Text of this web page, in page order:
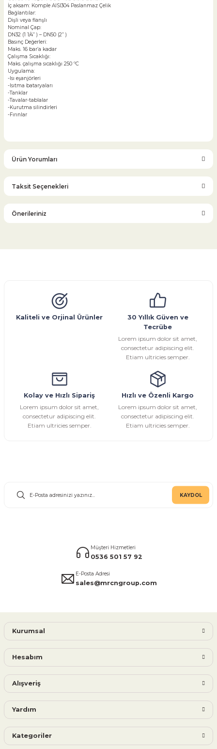
İç aksam: Komple AISI304 Paslanmaz Çelik
Bağlantılar:
Dişli veya flanşlı
Nominal Çap:
DN32 (1 1/4” ) – DN50 (2” )
Basınç Değerleri:
Maks. 16 bar’a kadar
Çalışma Sıcaklığı:
Maks. çalışma sıcaklığı 250 ºC
Uygulama:
-Isı eşanjörleri
-Isıtma bataryaları
-Tanklar
-Tavalar-tablalar
-Kurutma silindirleri
-Fırınlar
Ürün Yorumları
Bu ürüne ilk yorumu siz yapın!
Taksit Seçenekleri
Önerileriniz
Ürün açıklamasında eksik bilgiler bulunuyor.
Ürün bilgilerinde hatalar bulunuyor.
Bu ürüne benzer farklı alternatifler olmalı.
Gönder
Kaliteli ve Orjinal Ürünler
30 Yıllık Güven ve
Tecrübe
Lorem ipsum dolor sit amet,
consectetur adipiscing elit.
Etiam ultricies semper.
Kolay ve Hızlı Sipariş
Lorem ipsum dolor sit amet,
consectetur adipiscing elit.
Etiam ultricies semper.
Hızlı ve Özenli Kargo
Lorem ipsum dolor sit amet,
consectetur adipiscing elit.
Etiam ultricies semper.
KAYDOL
Müşteri Hizmetleri
0536 501 57 92
E-Posta Adresi
sales@mrcngroup.com
Kurumsal
Hesabım
Alışveriş
Yardım
Kategoriler